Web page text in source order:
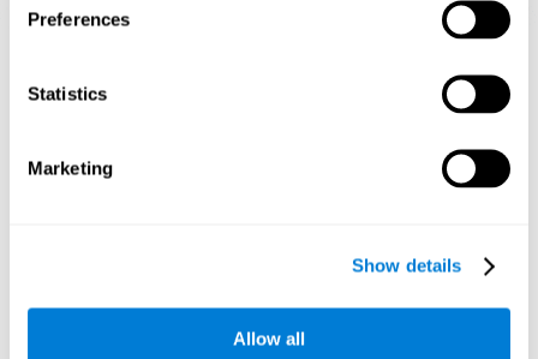
Preferences
Statistics
Marketing
Show details
Allow all
إسقاط رسومي توجيهي للشبكات العصبية بعد 3 أسابيع.
ما يحدث إن لم أدرّب قدراتي المعرفية؟
تمّ تصميم دماغنا لتوفير الموارد، لذلك يحذف الاتصالات غير المستخمة.
هكذا، إن لم نستخدم مهارة معرفية، لا يعطي الدماغ موارد لهذا نمط
التنشيط العصبي ويصبحه ضعيفاً. إنّه يجعلنا أقل مهارة لاستخدام الوظيفة
ألعاب الموصى بها